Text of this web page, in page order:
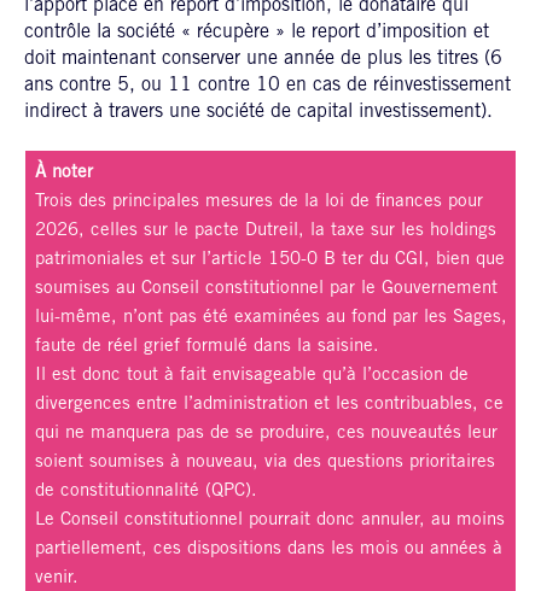
l’apport placé en report d’imposition, le donataire qui
contrôle la société « récupère » le report d’imposition et
doit maintenant conserver une année de plus les titres (6
ans contre 5, ou 11 contre 10 en cas de réinvestissement
indirect à travers une société de capital investissement).
À noter
Trois des principales mesures de la loi de finances pour
2026, celles sur le pacte Dutreil, la taxe sur les holdings
patrimoniales et sur l’article 150-0 B ter du CGI, bien que
soumises au Conseil constitutionnel par le Gouvernement
lui-même, n’ont pas été examinées au fond par les Sages,
faute de réel grief formulé dans la saisine.
Il est donc tout à fait envisageable qu’à l’occasion de
divergences entre l’administration et les contribuables, ce
qui ne manquera pas de se produire, ces nouveautés leur
soient soumises à nouveau, via des questions prioritaires
de constitutionnalité (QPC).
Le Conseil constitutionnel pourrait donc annuler, au moins
partiellement, ces dispositions dans les mois ou années à
venir.